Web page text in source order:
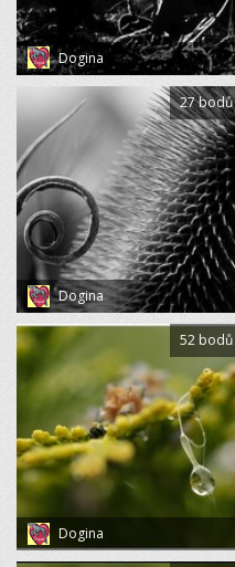
Dogina
Dogina
27 bodů
Dogina
52 bodů